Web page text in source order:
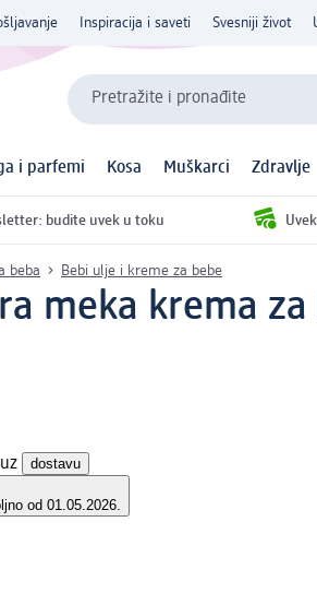
Inspiracija i saveti Svesniji život
Pretražite i pronađite
i parfemi Kosa Muškarci Zdravlje
budite uvek u toku
beba Bebi ulje i kreme za bebe
meka krema
dostavu
od 01.05.2026.